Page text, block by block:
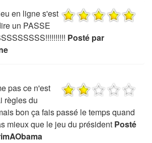
en ligne s'est
un PASSE
Posté par
pas ce n'est
règles du
bon ça fais passé le temps quand
mieux que le jeu du président Posté